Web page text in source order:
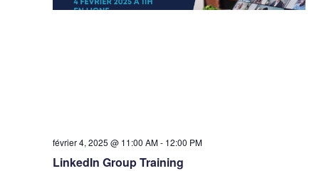
février 4, 2025 @ 11:00 AM- 12:00 PM
LinkedIn Group Training